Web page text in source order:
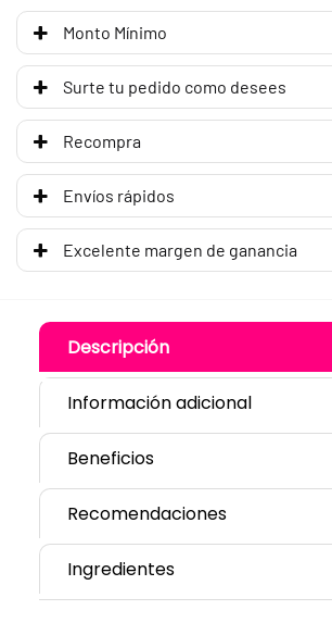
Monto Mínimo
Surte tu pedido como desees
Recompra
Envíos rápidos
Excelente margen de ganancia
Descripción
Información adicional
Beneficios
Recomendaciones
Ingredientes